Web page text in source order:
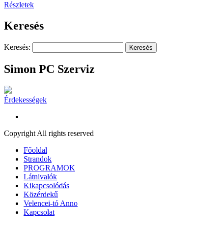
Részletek
Keresés
Keresés:
Simon PC Szerviz
Érdekességek
Copyright All rights reserved
Főoldal
Strandok
PROGRAMOK
Látnivalók
Kikapcsolódás
Közérdekű
Velencei-tó Anno
Kapcsolat